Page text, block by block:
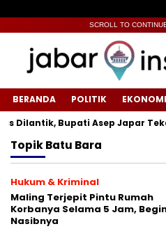
SCROLL TO
BERANDA POLITIK EKONOMI
Bupati Asep Japar
TopikBatu Bara
Hukum & Kriminal
Maling Terjepit Pintu Rumah
Korbanya Selama 5 Jam,
Nasibnya